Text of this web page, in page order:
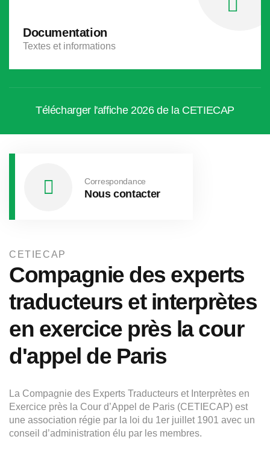
Documentation
Textes et informations
Télécharger l'affiche 2026 de la CETIECAP
Correspondance
Nous contacter
CETIECAP
Compagnie des experts
traducteurs et interprètes
en exercice près la cour
d'appel de Paris
La Compagnie des Experts Traducteurs et Interprètes en
Exercice près la Cour d’Appel de Paris (CETIECAP) est
une association régie par la loi du 1er juillet 1901 avec un
conseil d’administration élu par les membres.